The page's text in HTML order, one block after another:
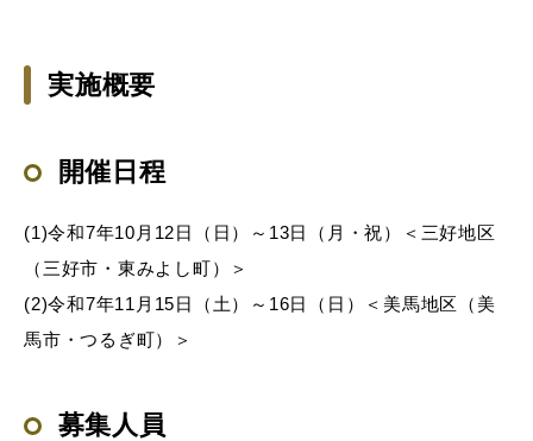
実施概要
開催日程
(1)令和7年10月12日（日）～13日（月・祝）＜三好地区
（三好市・東みよし町）＞
(2)令和7年11月15日（土）～16日（日）＜美馬地区（美
馬市・つるぎ町）＞
募集人員